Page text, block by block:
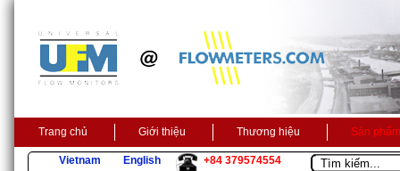
Trang chủ Giới thiệu Thương hiệu Sản phẩm
Vietnam English +84 379574554